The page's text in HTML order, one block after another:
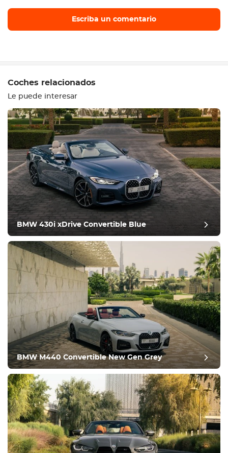
Escriba un comentario
Equipamiento
Cómodo
Climatización
Conducir
Condición
revisión del puesto
Coches relacionados
Le puede interesar
BMW 430i xDrive Convertible Blue
BMW M440 Convertible New Gen Grey